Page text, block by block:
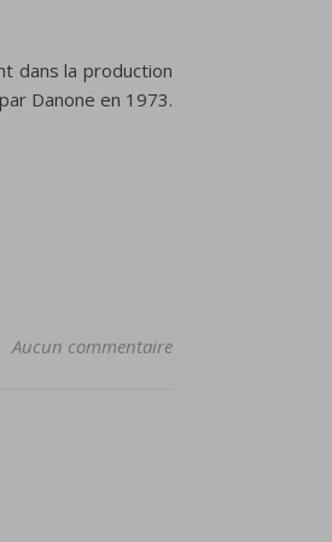
dans la production
Danone en 1973.
Aucun commentaire